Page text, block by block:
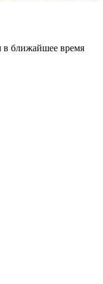
ближайшее время